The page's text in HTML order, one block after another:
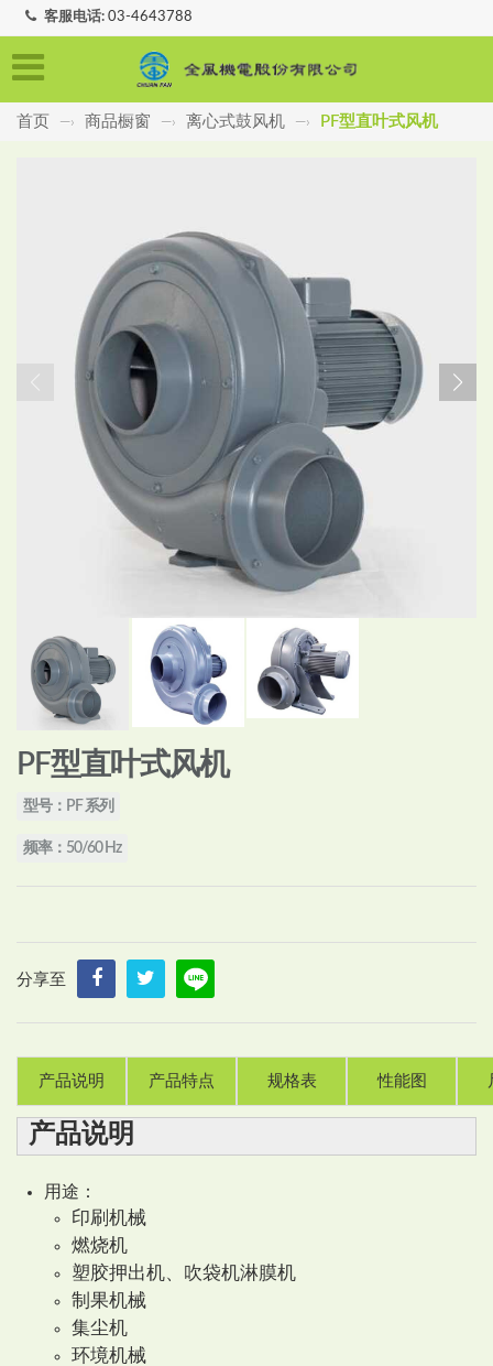
客服电话: 03-4643788
首页 —› 商品橱窗 —› 离心式鼓风机 —› PF型直叶式风机
PF型直叶式风机
型号：PF 系列
频率：50/60 Hz
分享至
产品说明 产品特点 规格表 性能图
产品说明
用途：
印刷机械
燃烧机
塑胶押出机、吹袋机淋膜机
制果机械
集尘机
环境机械